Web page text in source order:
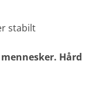
stabilt
Hård